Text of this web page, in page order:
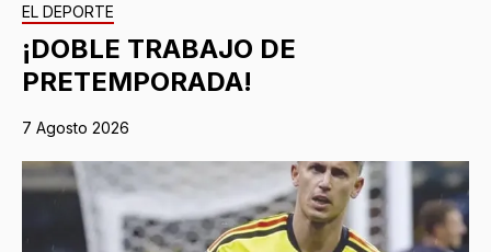
EL DEPORTE
¡DOBLE TRABAJO DE
PRETEMPORADA!
7 Agosto 2026